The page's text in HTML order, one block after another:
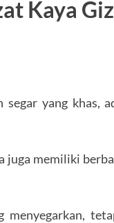
Kaya
yang khas,
juga memiliki